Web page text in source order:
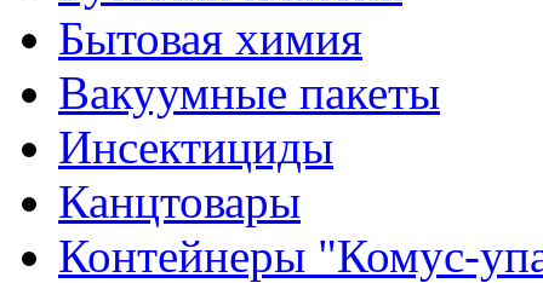
Бытовая химия
Вакуумные пакеты
Инсектициды
Канцтовары
Контейнеры "Комус-